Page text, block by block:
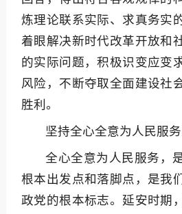
炼理论联系实际、求真务实
着眼解决新时代改革开放和
的实际问题，积极识变应变
风险，不断夺取全面建设社
胜利。
坚持全心全意为人民服
全心全意为人民服务，
根本出发点和落脚点，是我
政党的根本标志。延安时期